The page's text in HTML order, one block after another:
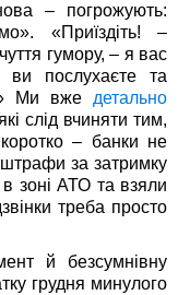
– погрожують:
«Приїздіть! –
гумору, – я вас
послухаєте та
Ми вже детально
слід вчиняти тим,
– банки не
за затримку
зоні АТО та взяли
треба просто
й безсумнівну
грудня минулого